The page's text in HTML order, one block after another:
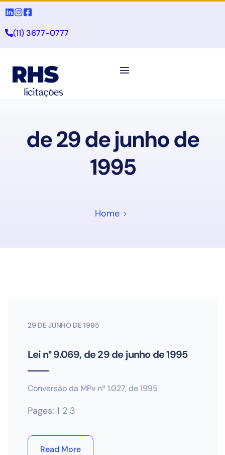
(11) 3677-0777
de 29 de junho de
1995
Home
29 DE JUNHO DE 1995
Lei n° 9.069, de 29 de junho de 1995
Conversão da MPv nº 1.027, de 1995
Pages: 1 2 3
Read More